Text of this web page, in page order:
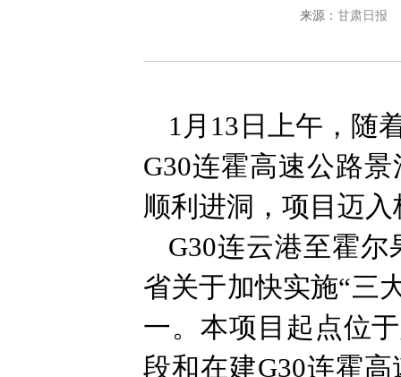
来源： 甘肃日报
1月13日上午，随
G30连霍高速公路
顺利进洞，项目迈
G30连云港至霍
省关于加快实施“三
一。本项目起点位
段和在建G30连霍